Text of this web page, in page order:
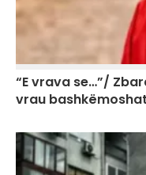
“E vrava se…”/
vrau